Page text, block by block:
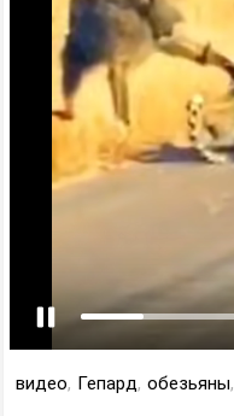
видео, Гепард, обезьяны,